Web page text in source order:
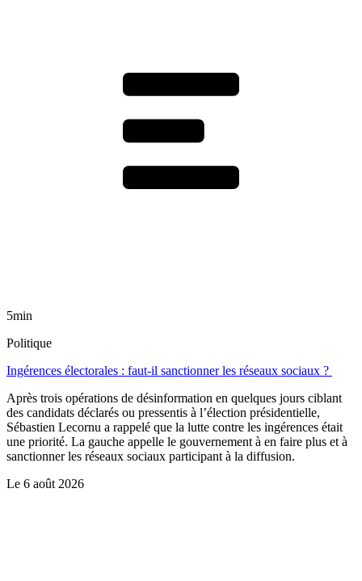
5min
Politique
Ingérences électorales : faut-il sanctionner les réseaux sociaux ?
Après trois opérations de désinformation en quelques jours ciblant
des candidats déclarés ou pressentis à l’élection présidentielle,
Sébastien Lecornu a rappelé que la lutte contre les ingérences était
une priorité. La gauche appelle le gouvernement à en faire plus et à
sanctionner les réseaux sociaux participant à la diffusion.
Le 6 août 2026